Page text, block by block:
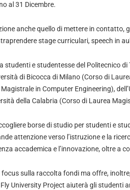
al 31 Dicembre.
anche quello di mettere in contatto,
stage curriculari, speech in
studenti e studentesse del Politecnico
di Bicocca di Milano (Corso di
in Computer Engineering),
della Calabria (Corso di Laurea
borse di studio per studenti e
attenzione verso l’istruzione e la
accademica e l’innovazione, oltre a
sulla raccolta fondi ma offre,
University Project aiuterà gli studenti